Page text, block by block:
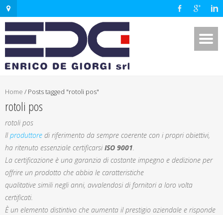
Home / Posts tagged "rotoli pos"
rotoli pos
rotoli pos
Ilproduttore di riferimento da sempre coerente con i propri obiettivi,
ha ritenuto essenziale certificarsi ISO 9001.
La certificazione è una garanzia di costante impegno e dedizione per
offrire un prodotto che abbia le caratteristiche
qualitative simili negli anni, avvalendosi di fornitori a loro volta
certificati.
È un elemento distintivo che aumenta il prestigio aziendale e risponde